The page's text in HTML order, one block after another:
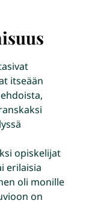
itseään
opiskelijat
erilaisia
oli monille
on